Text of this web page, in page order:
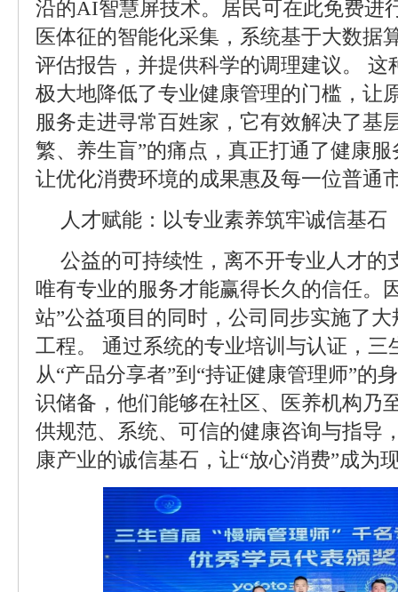
沿的AI智慧屏技术。居民可在此免费进
医体征的智能化采集，系统基于大数据
评估报告，并提供科学的调理建议。 这
极大地降低了专业健康管理的门槛，让
服务走进寻常百姓家，它有效解决了基
繁、养生盲”的痛点，真正打通了健康
让优化消费环境的成果惠及每一位普通
人才赋能：以专业素养筑牢诚信基石
公益的可持续性，离不开专业人才的
唯有专业的服务才能赢得长久的信任。
站”公益项目的同时，公司同步实施了
工程。 通过系统的专业培训与认证，三
从“产品分享者”到“持证健康管理师”的
识储备，他们能够在社区、医养机构乃
供规范、系统、可信的健康咨询与指导
康产业的诚信基石，让“放心消费”成为